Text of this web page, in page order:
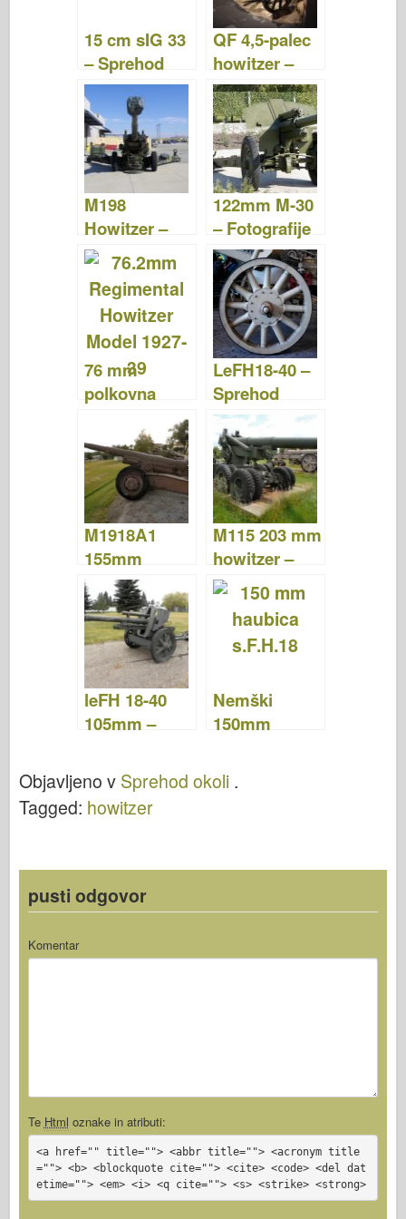
n
15 cm sIG 33
– Sprehod
naokoli
QF 4,5-palec
howitzer –
Fotografije &
Video
M198
Howitzer –
Fotografije &
Video
122mm M-30
– Fotografije
& Video
76 mm
polkovna
pištola M1927
– Fotografije
& Video
LeFH18-40 –
Sprehod
Okoli
M1918A1
155mm
Howitzer –
Sprehod
Okoli
M115 203 mm
howitzer –
Sprehod
Okoli
leFH 18-40
105mm –
Nemški
150mm
Howitzer –
Sprehod
Objavljeno v Sprehod okoli .
Tagged: howitzer
pusti odgovor
Komentar
Te Html oznake in atributi:
<a href="" title=""> <abbr title=""> <acronym title
=""> <b> <blockquote cite=""> <cite> <code> <del dat
etime=""> <em> <i> <q cite=""> <s> <strike> <strong>